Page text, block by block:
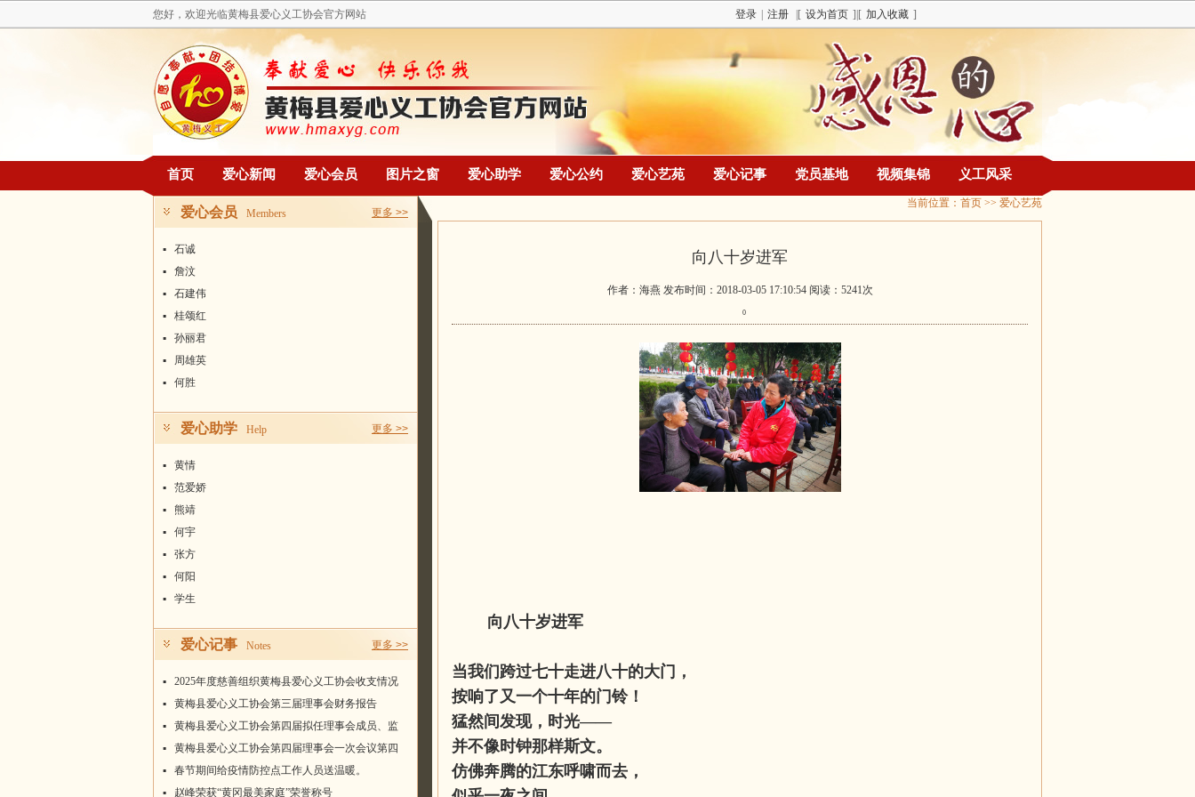
您好，欢迎光临黄梅县爱心义工协会官方网站 登录 注册 |[ 设为首页 ]|[ 加入收藏 ]
首页 爱心新闻 爱心会员 图片之窗 爱心助学 爱心公约 爱心艺苑 爱心记事 党员基地 视频集锦 义工风采
更多 >>
爱心会员 Members
▪
石诚
▪
詹汶
▪
石建伟
▪
桂颂红
▪
孙丽君
▪
周雄英
▪
何胜
更多 >>
爱心助学 Help
▪
黄情
▪
范爱娇
▪
熊靖
▪
何宇
▪
张方
▪
何阳
▪
学生
更多 >>
爱心记事 Notes
▪
2025年度慈善组织黄梅县爱心义工协会收支情况
统计表
▪
黄梅县爱心义工协会第三届理事会财务报告
▪
黄梅县爱心义工协会第四届拟任理事会成员、监
事名单
▪
黄梅县爱心义工协会第四届理事会一次会议第四
届会长、常务副会长、副会长、秘书长名单
▪
春节期间给疫情防控点工作人员送温暖。
▪
赵峰荣获“黄冈最美家庭”荣誉称号
当前位置： 首页 >> 爱心艺苑
向八十岁进军
作者：海燕 发布时间：2018-03-05 17:10:54 阅读：5241次
0
向八十岁进军
当我们跨过七十走进八十的大门，
按响了又一个十年的门铃！
猛然间发现，时光——
并不像时钟那样斯文。
仿佛奔腾的江东呼啸而去，